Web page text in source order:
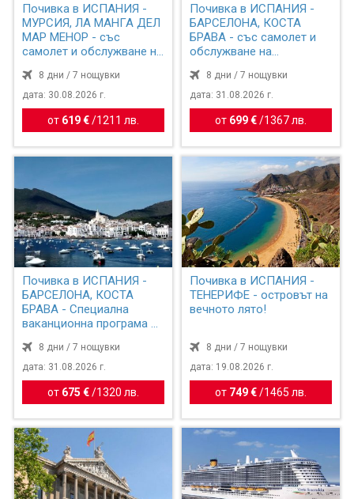
Почивка в ИСПАНИЯ -
МУРСИЯ, ЛА МАНГА ДЕЛ
МАР МЕНОР - със
самолет и обслужване на
8 дни / 7 нощувки
дата: 30.08.2026 г.
от 619 € / 1211 лв.
Почивка в ИСПАНИЯ -
БАРСЕЛОНА, КОСТА
БРАВА - със самолет и
обслужване на
8 дни / 7 нощувки
дата: 31.08.2026 г.
от 699 €/ 1367 лв.
Почивка в ИСПАНИЯ -
БАРСЕЛОНА, КОСТА
БРАВА - Специална
ваканционна програма за
8 дни / 7 нощувки
дата: 31.08.2026 г.
от 675 € / 1320 лв.
Почивка в ИСПАНИЯ -
ТЕНЕРИФЕ - островът на
вечното лято!
8 дни / 7 нощувки
дата: 19.08.2026 г.
от 749 €/ 1465 лв.